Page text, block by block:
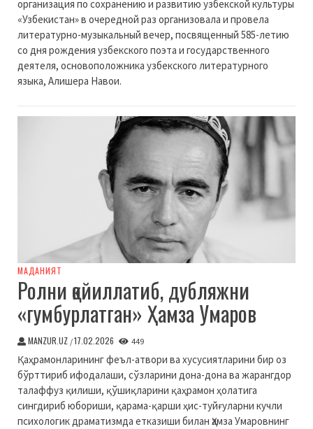
организация по сохранению и развитию узбекской культуры
«Узбекистан» в очередной раз организовала и провела
литературно-музыкальный вечер, посвященный 585-летию
со дня рождения узбекского поэта и государственного
деятеля, основоположника узбекского литературного
языка, Алишера Навои.
МАДАНИЯТ
Ролни қойиллатиб, дубляжни
«гумбурлатган» Ҳамза Умаров
MANZUR.UZ /17.02.2026 449
Қаҳрамонларининг феъл-атвори ва хусусиятларини бир оз
бўрттириб ифодалаши, сўзларини дона-дона ва жарангдор
талаффуз қилиши, қўшиқларини қаҳрамон ҳолатига
сингдириб юбориши, қарама-қарши ҳис-туйғуларни кучли
психологик драматизмда етказиши билан Ҳамза Умаровнинг